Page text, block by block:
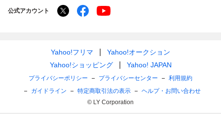
公式アカウント
Yahoo!フリマ
Yahoo!オークション
Yahoo!ショッピング
Yahoo! JAPAN
プライバシーポリシー プライバシーセンター
利用規約
ガイドライン
特定商取引法の表示
ヘルプ・お問い合わせ
© LY Corporation